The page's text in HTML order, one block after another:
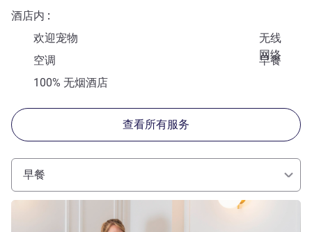
酒店内
欢迎宠物
无线
网络
空调
早餐
100% 无烟酒店
查看所有服务
早餐
请参阅详情